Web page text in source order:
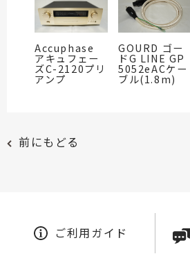
Accuphase
アキュフェー
ズC-2120プリ
アンプ
GOURD ゴー
ドG LINE GP
5052eACケー
ブル(1.8m)
前にもどる
ご利用ガイド